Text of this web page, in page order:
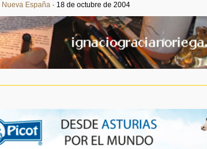
Nueva España· 18 de octubre de 2004